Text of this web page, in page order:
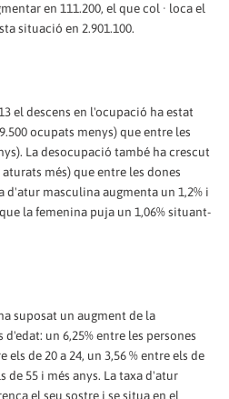
en 111.200, el que col · loca el
situació en 2.901.100.
el descens en l'ocupació ha estat
ocupats menys) que entre les
La desocupació també ha crescut
més) que entre les dones
d'atur masculina augmenta un 1,2% i
la femenina puja un 1,06% situant-
suposat un augment de la
un 6,25% entre les persones
els de 20 a 24, un 3,56 % entre els de
de 55 i més anys. La taxa d'atur
el seu sostre i se situa en el